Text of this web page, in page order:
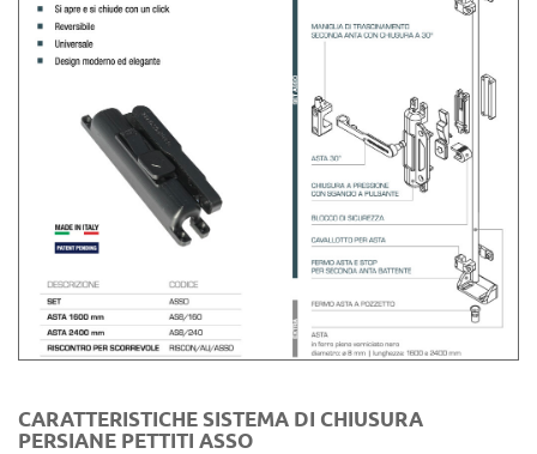
CARATTERISTICHE SISTEMA DI CHIUSURA
PERSIANE PETTITI ASSO